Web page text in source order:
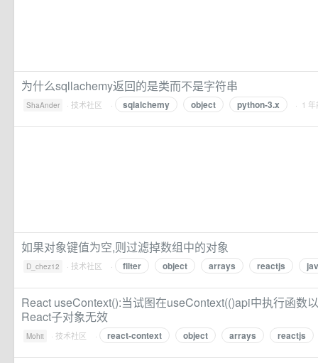
为什么sqllachemy返回的是类而不是字符串
ShaAnder · 技术社区 · sqlalchemy object python-3.x · 1 年
如果对象键值为空,则过滤掉数组中的对象
D_chez12 · 技术社区 · filter object arrays reactjs
React useContext():当试图在useContext(()api中执行函数
React子对象无效
Mohit · 技术社区 · react-context object arrays reactjs